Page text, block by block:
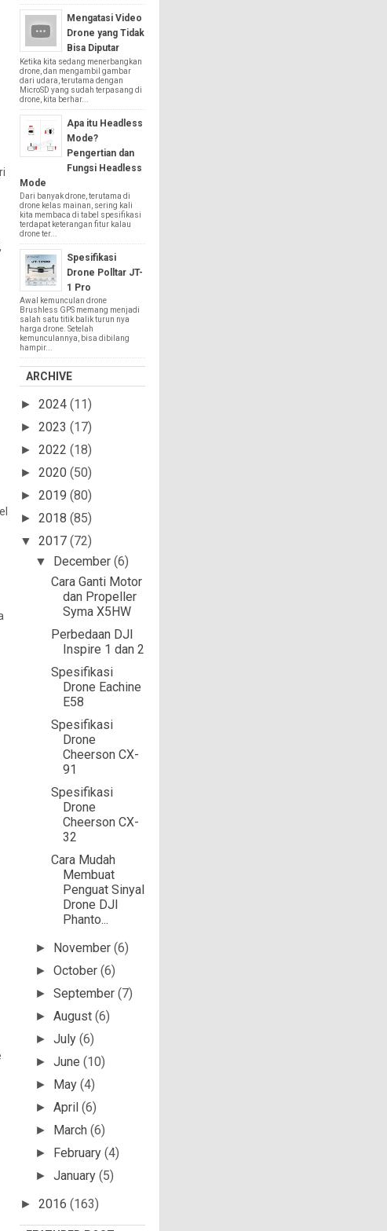
Mengatasi Video
Drone yang Tidak
Bisa Diputar
Ketika kita sedang menerbangkan
drone, dan mengambil gambar
dari udara, terutama dengan
MicroSD yang sudah terpasang di
drone, kita berhar...
Apa itu Headless
Mode?
Pengertian dan
Fungsi Headless
Mode
Dari banyak drone, terutama di
drone kelas mainan, sering kali
kita membaca di tabel spesifikasi
terdapat keterangan fitur kalau
drone ter...
Spesifikasi
Drone Polltar JT-
1 Pro
Awal kemunculan drone
Brushless GPS memang menjadi
salah satu titik balik turun nya
harga drone. Setelah
kemunculannya, bisa dibilang
hampir...
ARCHIVE
► 2024 (11)
► 2023 (17)
► 2022 (18)
► 2020 (50)
► 2019 (80)
► 2018 (85)
▼ 2017 (72)
▼ December(6)
Cara Ganti Motor
dan Propeller
Syma X5HW
Perbedaan DJI
Inspire 1 dan 2
Spesifikasi
Drone Eachine
E58
Spesifikasi
Drone
Cheerson CX-
91
Spesifikasi
Drone
Cheerson CX-
32
Cara Mudah
Membuat
Penguat Sinyal
Drone DJI
Phanto...
► November(6)
►October(6)
►September(7)
►August(6)
►July(6)
►June(10)
► May(4)
►April(6)
► March(6)
► February(4)
►January(5)
► 2016 (163)